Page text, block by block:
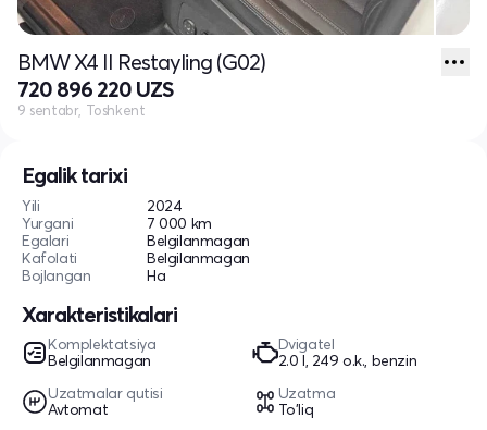
Egalik tarixi
Yili
2024
Yurgani
7 000 km
Egalari
Belgilanmagan
Kafolati
Belgilanmagan
Bojlangan
Ha
Xarakteristikalari
Komplektatsiya
Belgilanmagan
Dvigatel
2.0 l, 249 o.k., benzin
Uzatmalar qutisi
Avtomat
Uzatma
To'liq
BMW X4 II Restayling (G02)
720 896 220 UZS
9 sentabr, Toshkent